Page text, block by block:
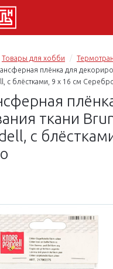
Товары для хобби
плёнка для
с блёстками, 9 х 16 см
ткани
с